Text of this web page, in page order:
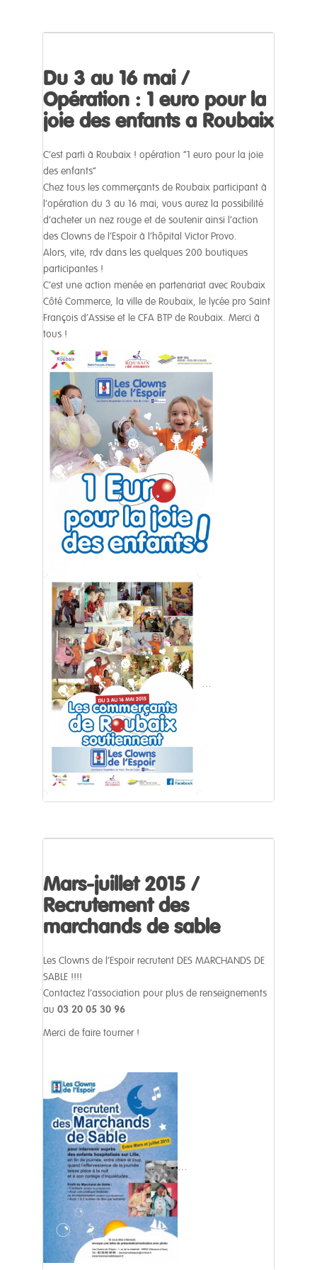
Du 3 au 16 mai /
Opération : 1 euro pour la
joie des enfants a Roubaix
C’est parti à Roubaix ! opération “1 euro pour la joie
des enfants”
Chez tous les commerçants de Roubaix participant à
l’opération du 3 au 16 mai, vous aurez la possibilité
d’acheter un nez rouge et de soutenir ainsi l’action
des Clowns de l’Espoir à l’hôpital Victor Provo.
Alors, vite, rdv dans les quelques 200 boutiques
participantes !
C’est une action menée en partenariat avec Roubaix
Côté Commerce, la ville de Roubaix, le lycée pro Saint
François d’Assise et le CFA BTP de Roubaix. Merci à
tous !
Mars-juillet 2015 /
Recrutement des
marchands de sable
Les Clowns de l’Espoir recrutent DES MARCHANDS DE
SABLE !!!!
Contactez l’association pour plus de renseignements
au 03 20 05 30 96
Merci de faire tourner !
…